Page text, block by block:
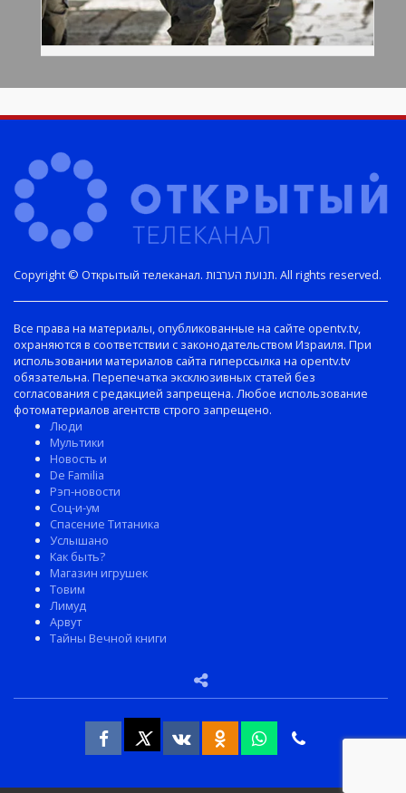
Copyright © Открытый телеканал. תנועת הערבות. All rights reserved.
Все права на материалы, опубликованные на сайте opentv.tv,
охраняются в соответствии с законодательством Израиля. При
использовании материалов сайта гиперссылка на opentv.tv
обязательна. Перепечатка эксклюзивных статей без
согласования с редакцией запрещена. Любое использование
фотоматериалов агентств строго запрещено.
Люди
Мультики
Новость и
De Familia
Рэп-новости
Соц-и-ум
Спасение Титаника
Услышано
Как быть?
Магазин игрушек
Товим
Лимуд
Арвут
Тайны Вечной книги